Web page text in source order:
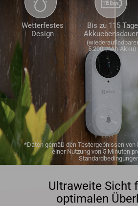
Wetterfestes
Design
Bis zu 115 Tage
*Daten gemäß den Testergebnissen von
einer Nutzung von 5 Minuten
(wiederaufladbarer
5.200-mAh-Akku)
Ultraweite Sicht
optimalen